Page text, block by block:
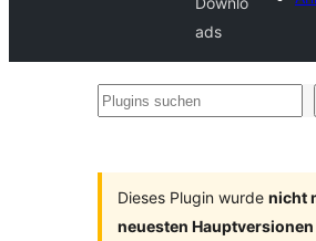
ads
Plugins
Dieses Plugin wurde nicht
neuesten Hauptversionen